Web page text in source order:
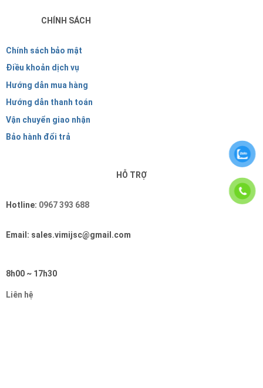
CHÍNH SÁCH
Chính sách bảo mật
Điều khoản dịch vụ
Hướng dẫn mua hàng
Hướng dẫn thanh toán
Vận chuyển giao nhận
Bảo hành đổi trả
HỖ TRỢ
Hotline: 0967 393 688
Email: sales.vimijsc@gmail.com
8h00 ~ 17h30
Liên hệ